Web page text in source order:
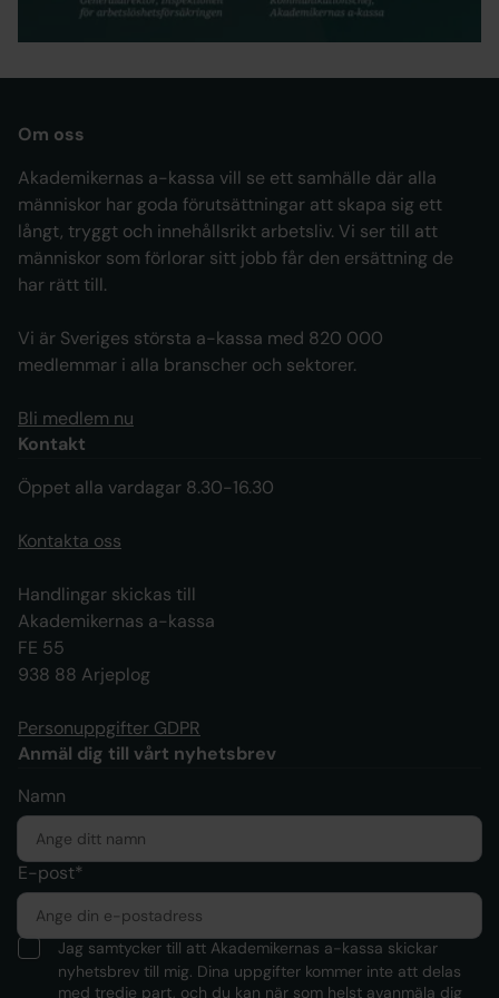
Om oss
Akademikernas a-kassa vill se ett samhälle där alla
människor har goda förutsättningar att skapa sig ett
långt, tryggt och innehållsrikt arbetsliv. Vi ser till att
människor som förlorar sitt jobb får den ersättning de
har rätt till.
Vi är Sveriges största a-kassa med 820 000
medlemmar i alla branscher och sektorer.
Bli medlem nu
Kontakt
Öppet alla vardagar 8.30-16.30
Kontakta oss
Handlingar skickas till
Akademikernas a-kassa
FE 55
938 88 Arjeplog
Personuppgifter GDPR
Anmäl dig till vårt nyhetsbrev
Namn
E-post*
Jag samtycker till att Akademikernas a-kassa skickar
nyhetsbrev till mig. Dina uppgifter kommer inte att delas
med tredje part, och du kan när som helst avanmäla dig